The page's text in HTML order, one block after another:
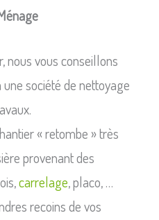
nous vous conseillons
société de nettoyage
« retombe » très
provenant des
carrelage, placo, …
recoins de vos